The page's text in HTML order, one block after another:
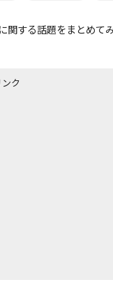
関する話題をまとめて
ク